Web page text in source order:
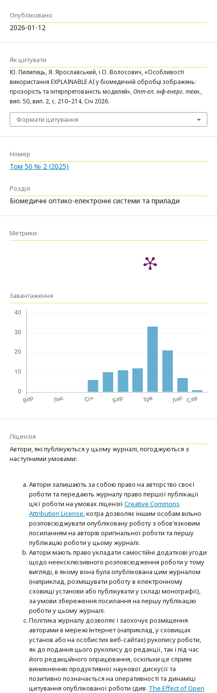
Опубліковано
2026-01-12
Як цитувати
Ю. Пилипець, Я. Ярославський, і О. Волосович, «Особливості
використання EXPLAINABLE AI у біомедичній обробці зображень:
прозорість та інтерпретованість моделей»,Опт-ел. інф-енерг. техн.,
вип. 50, вип. 2, с. 210–214, Січ 2026.
Формати цитування
Номер
Том 50 № 2 (2025)
Розділ
Біомедичні оптико-електронні системи та прилади
Метрики
Завантаження
Ліцензія
Автори, які публікуються у цьому журналі, погоджуються з
наступними умовами:
Автори залишають за собою право на авторство своєї
роботи та передають журналу право першої публікації
цієї роботи на умовах ліцензії Creative Commons
Attribution License, котра дозволяє іншим особам вільно
розповсюджувати опубліковану роботу з обов'язковим
посиланням на авторів оригінальної роботи та першу
публікацію роботи у цьому журналі.
Автори мають право укладати самостійні додаткові угоди
щодо неексклюзивного розповсюдження роботи у тому
вигляді, в якому вона була опублікована цим журналом
(наприклад, розміщувати роботу в електронному
сховищі установи або публікувати у складі монографії),
за умови збереження посилання на першу публікацію
роботи у цьому журналі.
Політика журналу дозволяє і заохочує розміщення
авторами в мережі Інтернет (наприклад, у сховищах
установ або на особистих веб-сайтах) рукопису роботи,
як до подання цього рукопису до редакції, так і під час
його редакційного опрацювання, оскільки це сприяє
виникненню продуктивної наукової дискусії та
позитивно позначається на оперативності та динаміці
цитування опублікованої роботи (див. The Effect of Open